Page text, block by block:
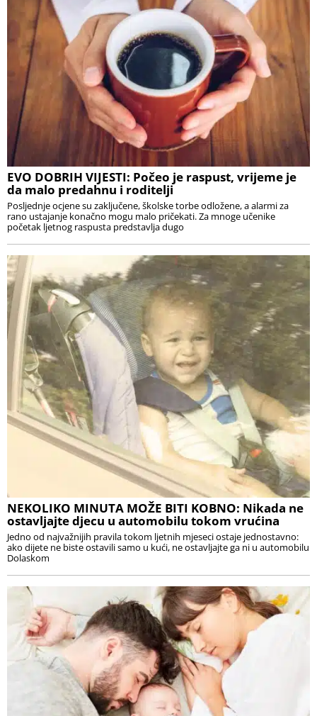
EVO DOBRIH VIJESTI: Počeo je raspust, vrijeme je
da malo predahnu i roditelji
Posljednje ocjene su zaključene, školske torbe odložene, a alarmi za
rano ustajanje konačno mogu malo pričekati. Za mnoge učenike
početak ljetnog raspusta predstavlja dugo
NEKOLIKO MINUTA MOŽE BITI KOBNO: Nikada ne
ostavljajte djecu u automobilu tokom vrućina
Jedno od najvažnijih pravila tokom ljetnih mjeseci ostaje jednostavno:
ako dijete ne biste ostavili samo u kući, ne ostavljajte ga ni u automobilu
Dolaskom